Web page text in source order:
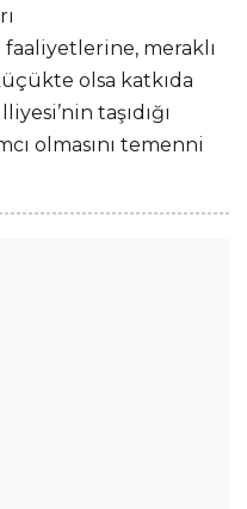
meraklı
olsa katkıda
taşıdığı
olmasını temenni